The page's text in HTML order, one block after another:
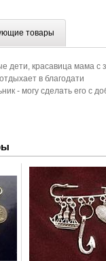
товары
дети, красавица мама
в благодати
- могу сделать его с